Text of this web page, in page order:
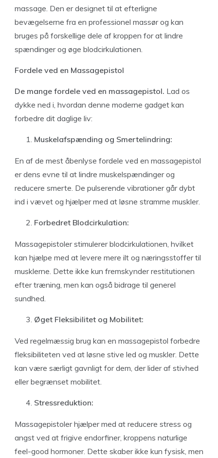
massage. Den er designet til at efterligne
bevægelserne fra en professionel massør og kan
bruges på forskellige dele af kroppen for at lindre
spændinger og øge blodcirkulationen.
Fordele ved en Massagepistol
De mange fordele ved en massagepistol. Lad os
dykke ned i, hvordan denne moderne gadget kan
forbedre dit daglige liv:
Muskelafspænding og Smertelindring:
En af de mest åbenlyse fordele ved en massagepistol
er dens evne til at lindre muskelspændinger og
reducere smerte. De pulserende vibrationer går dybt
ind i vævet og hjælper med at løsne stramme muskler.
Forbedret Blodcirkulation:
Massagepistoler stimulerer blodcirkulationen, hvilket
kan hjælpe med at levere mere ilt og næringsstoffer til
musklerne. Dette ikke kun fremskynder restitutionen
efter træning, men kan også bidrage til generel
sundhed.
Øget Fleksibilitet og Mobilitet:
Ved regelmæssig brug kan en massagepistol forbedre
fleksibiliteten ved at løsne stive led og muskler. Dette
kan være særligt gavnligt for dem, der lider af stivhed
eller begrænset mobilitet.
Stressreduktion:
Massagepistoler hjælper med at reducere stress og
angst ved at frigive endorfiner, kroppens naturlige
feel-good hormoner. Dette skaber ikke kun fysisk, men